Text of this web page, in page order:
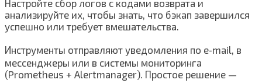
Настройте сбор логов с кодами возврата и
анализируйте их, чтобы знать, что бэкап завершился
успешно или требует вмешательства.
Инструменты отправляют уведомления по e‑mail, в
мессенджеры или в системы мониторинга
(Prometheus + Alertmanager). Простое решение —